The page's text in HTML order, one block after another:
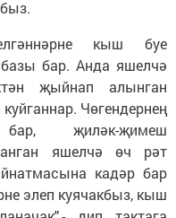
кыш буе
бар. Анда яшелчә
җыйнап алынган
Чөгендернең
җиләк-җимеш
яшелчә өч рәт
кадәр бар
элеп куячакбыз, кыш